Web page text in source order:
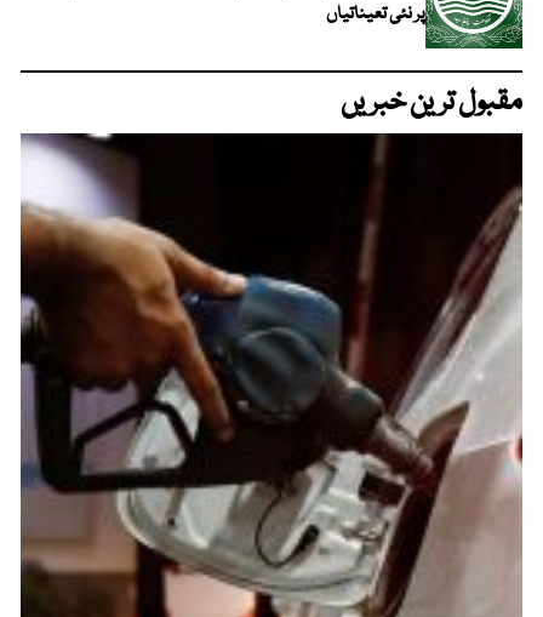
پر نئی تعیناتیاں
مقبول ترین خبریں